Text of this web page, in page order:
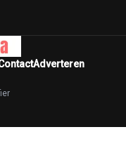
Adverteren